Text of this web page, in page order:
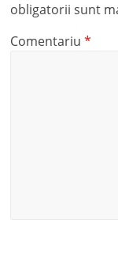
obligatorii sunt
Comentariu*